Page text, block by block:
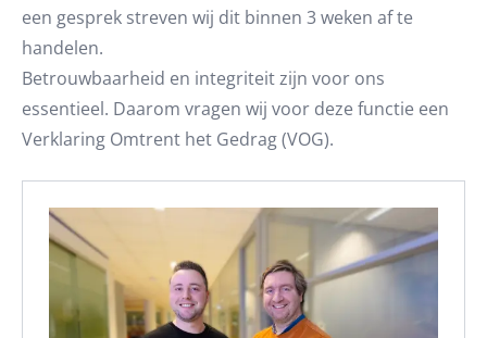
een gesprek streven wij dit binnen 3 weken af te
handelen.
Betrouwbaarheid en integriteit zijn voor ons
essentieel. Daarom vragen wij voor deze functie een
Verklaring Omtrent het Gedrag (VOG).